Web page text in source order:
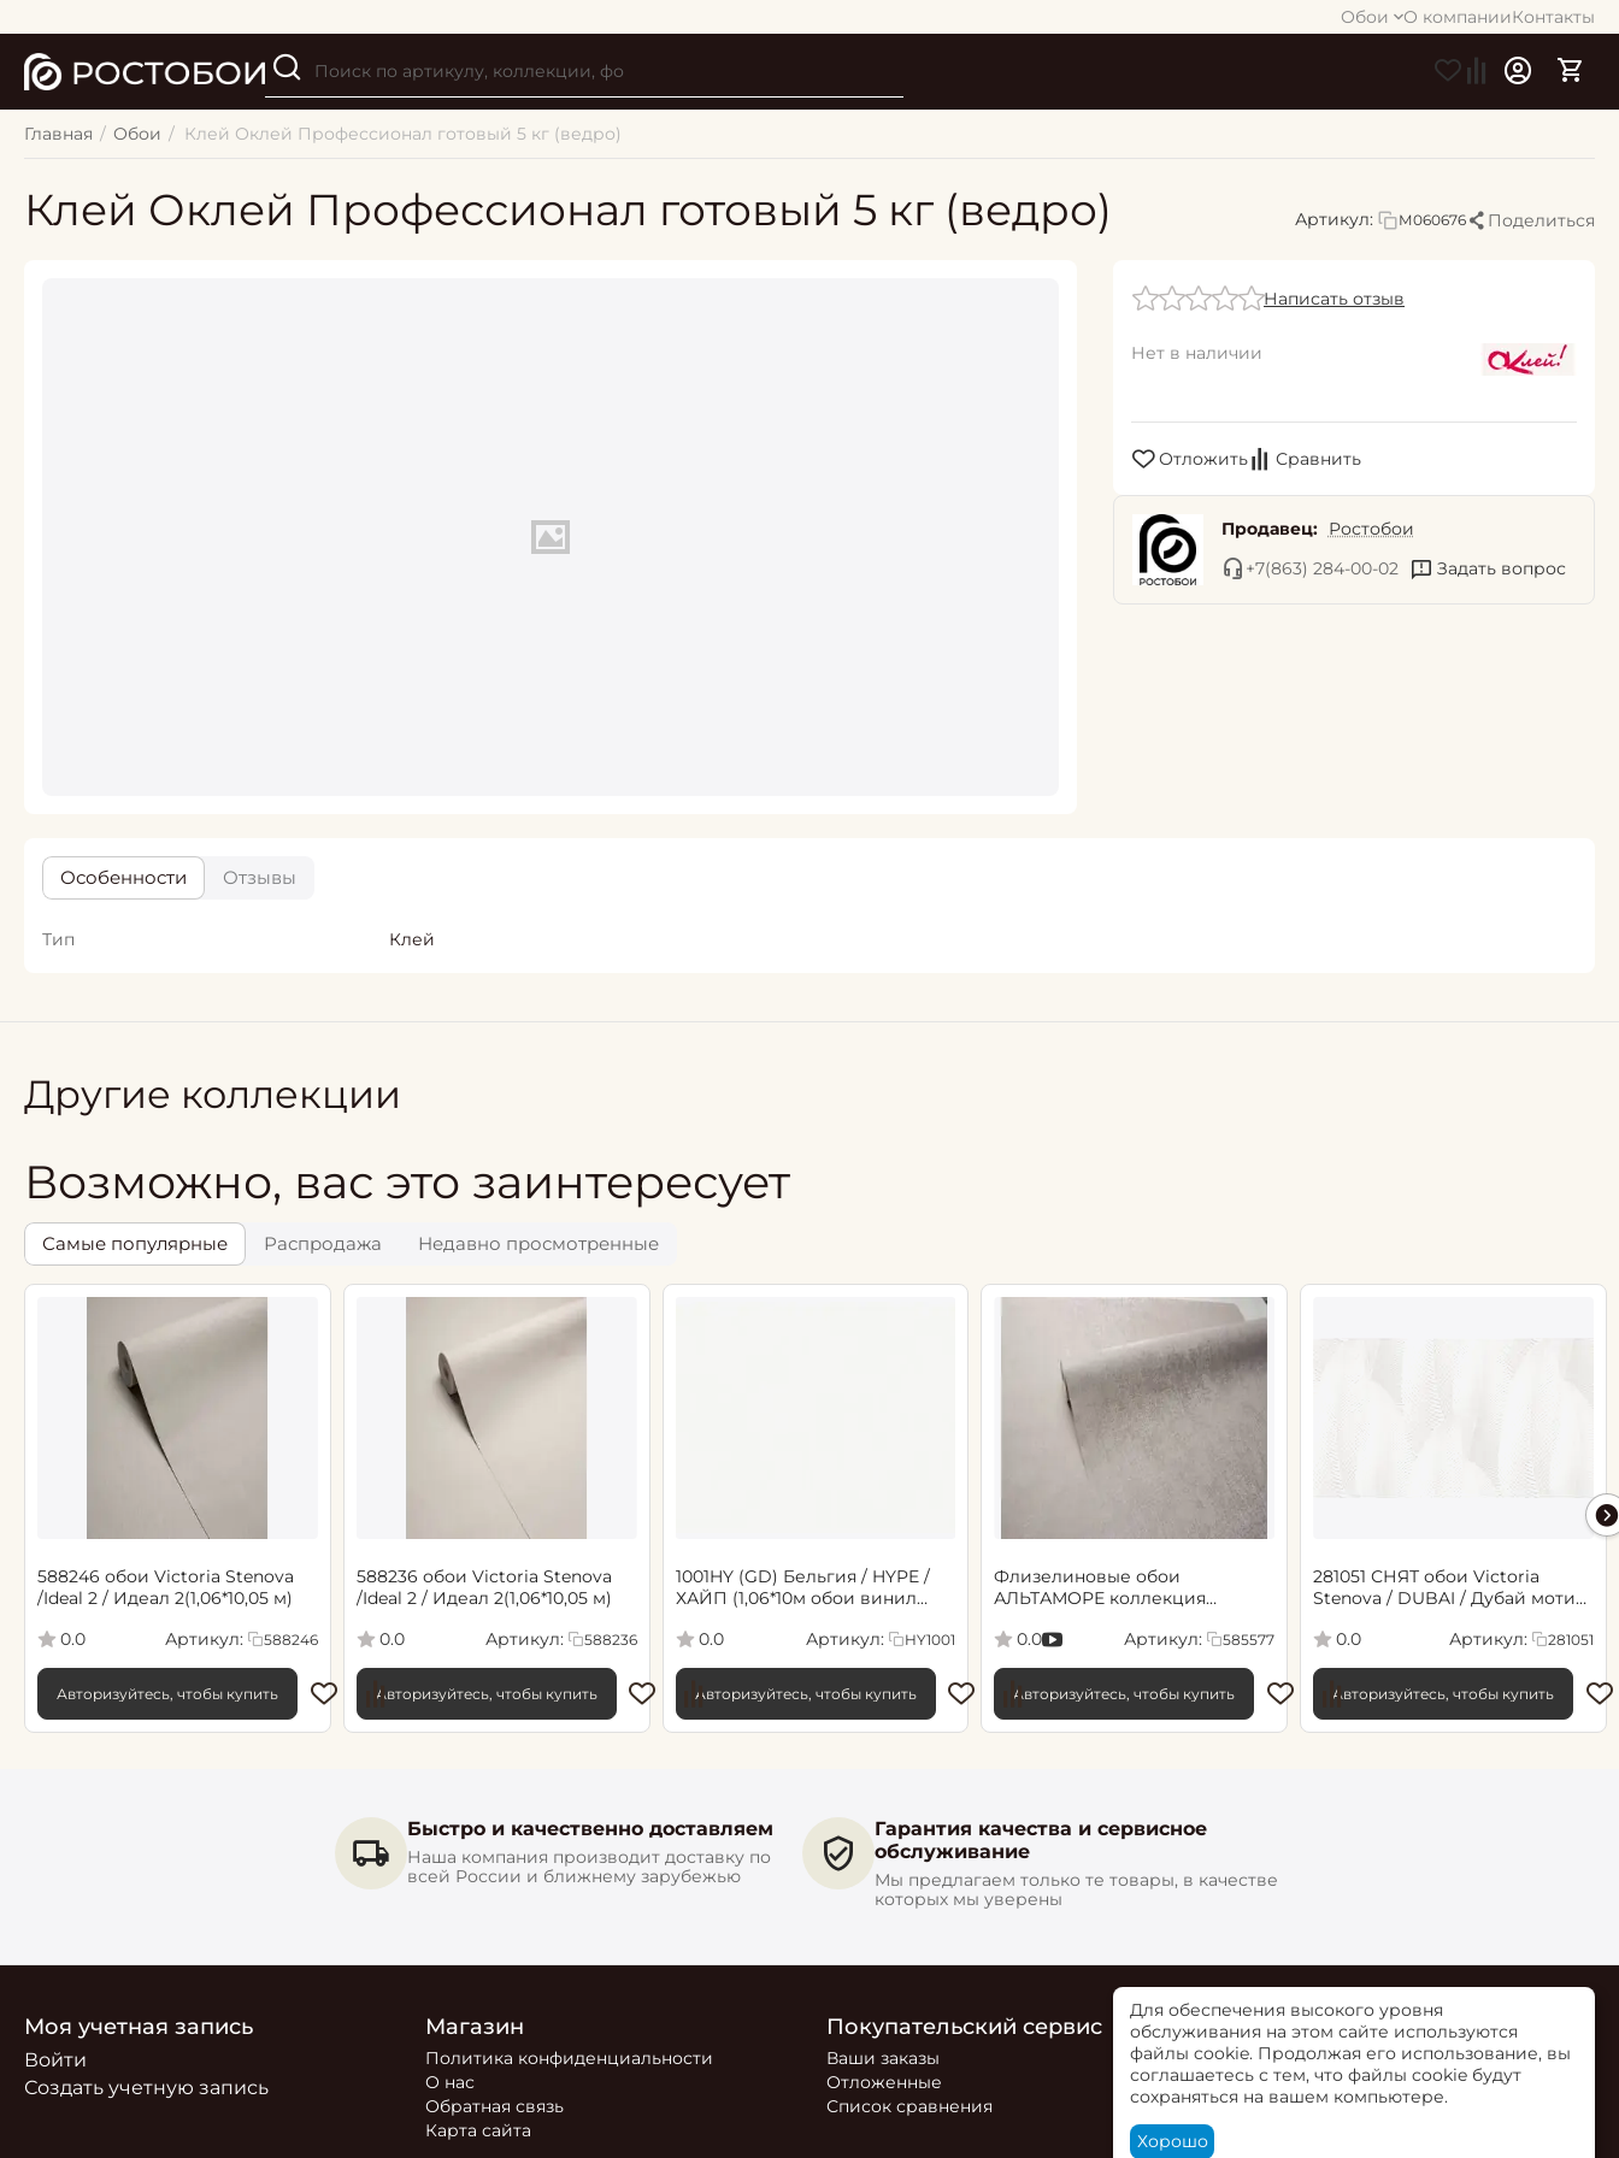
Обои О компанииКонтакты
Главная / Обои / Клей Оклей Профессионал готовый 5 кг (ведро)
Клей Оклей Профессионал готовый 5 кг (ведро) Артикул: М060676 Поделиться
Написать отзыв
Нет в наличии
Отложить Сравнить
Продавец: Ростобои
+7(863) 284-00-02
Задать вопрос
Особенности Отзывы
Тип Клей
Другие коллекции
Возможно, вас это заинтересует
Самые популярные Распродажа Недавно просмотренные
588246 обои Victoria Stenova
/Ideal 2 / Идеал 2(1,06*10,05 м)
0.0
Артикул: 588246
Авторизуйтесь, чтобы купить
588236 обои Victoria Stenova
/Ideal 2 / Идеал 2(1,06*10,05 м)
0.0
Артикул: 588236
Авторизуйтесь, чтобы купить
1001HY (GD) Бельгия / HYPE /
ХАЙП (1,06*10м обои винил
0.0
Артикул: HY1001
Авторизуйтесь, чтобы купить
Флизелиновые обои
АЛЬТАМОРЕ коллекция
0.0
Артикул: 585577
Авторизуйтесь, чтобы купить
281051 СНЯТ обои Victoria
Stenova / DUBAI / Дубай мотив
0.0
Артикул: 281051
Авторизуйтесь, чтобы купить
Быстро и качественно доставляем
Наша компания производит доставку по
всей России и ближнему зарубежью
Гарантия качества и сервисное
обслуживание
Мы предлагаем только те товары, в качестве
которых мы уверены
Моя учетная запись
Войти
Создать учетную запись
Магазин
Политика конфиденциальности
О нас
Обратная связь
Карта сайта
Покупательский сервис
Ваши заказы
Отложенные
Список сравнения
Контакты
г. Ольгинская, ул. Верхне-Луговая 73Б,
пом. 2
+7 (863) 284-00-02
Для обеспечения высокого уровня
обслуживания на этом сайте используются
файлы cookie. Продолжая его использование, вы
соглашаетесь с тем, что файлы cookie будут
сохраняться на вашем компьютере.
Хорошо